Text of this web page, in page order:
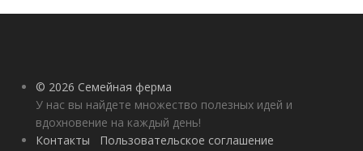
лучше делать
© 2026 Семейная ферма
У нас вы найдете множество полезных идей и
вдохновение на каждый день!
Контакты
Пользовательское соглашение